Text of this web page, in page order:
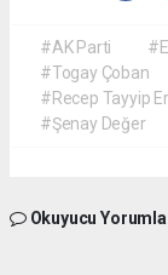
#AK Parti
#Togay Çoban
#Recep Tayyip
#Şenay Değer
Okuyucu